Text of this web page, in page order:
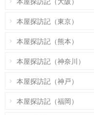
本屋探訪記（東京）
本屋探訪記（熊本）
本屋探訪記（神奈川）
本屋探訪記（神戸）
本屋探訪記（福岡）